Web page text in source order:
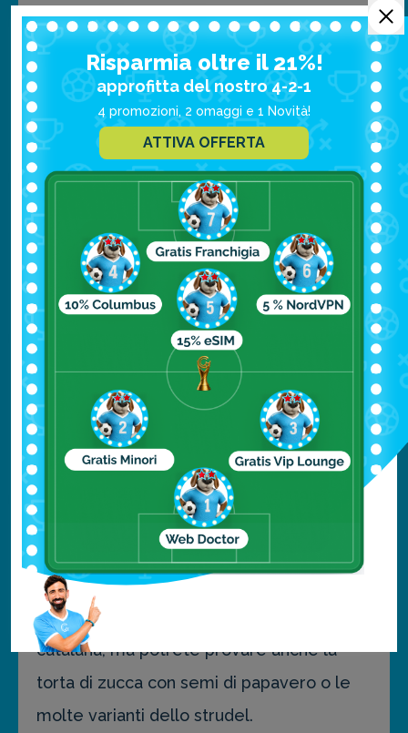
Cosa Mangiare
Siete su una splendida isola: facile
prevedere, quindi, che il must della cucina
locale è senz’altro il pesce! Il nostro
consiglio è scegliere trattorie o locali che
costruiscono il menù in base al pescato del
giorno, per avere prodotti freschissimi.
Una delle specialità da provare è il brodet,
una zuppa di pesce molto tipica, a cui far
seguire volendo la gregada, un piatto a
base di pesce e patate gratinati, oltre a
crostacei e frutti di mare. Se però amate
la carne, nessun problema: potrete
compensare con la pasticada, una carne
stufata nel lardo e insaporita con vino e
spezie. Per terminare, un bel dessert: il
più tipico è la rozata, una sorta di crema
catalana, ma potrete provare anche la
torta di zucca con semi di papavero o le
molte varianti dello strudel.
Risparmia oltre il 21%!
approfitta del nostro 4-2-1
4 promozioni, 2 omaggi e 1 Novità!
ATTIVA OFFERTA